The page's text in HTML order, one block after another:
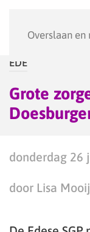
Overslaan
EDE
Grote
donderdag 26
door Lisa